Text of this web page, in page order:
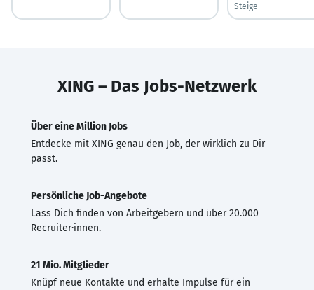
Steige
XING – Das Jobs-Netzwerk
Über eine Million Jobs
Entdecke mit XING genau den Job, der wirklich zu Dir
passt.
Persönliche Job-Angebote
Lass Dich finden von Arbeitgebern und über 20.000
Recruiter·innen.
21 Mio. Mitglieder
Knüpf neue Kontakte und erhalte Impulse für ein